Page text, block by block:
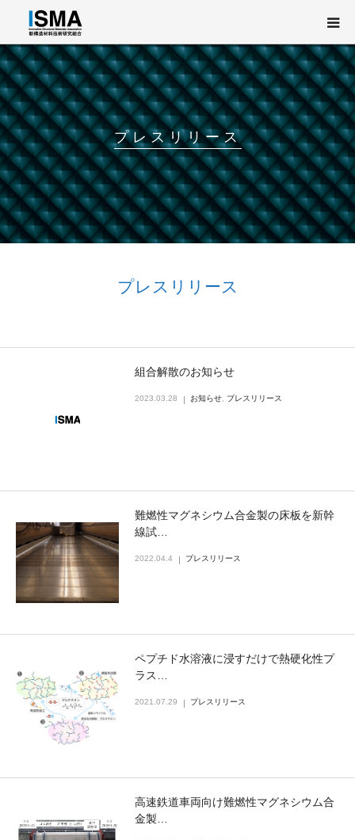
プレスリリース
プレスリリース
組合解散のお知らせ
2023.03.28 お知らせ プレスリリース
難燃性マグネシウム合金製の床板を新幹
線試…
2022.04.4 プレスリリース
ペプチド水溶液に浸すだけで熱硬化性プ
ラス…
2021.07.29 プレスリリース
高速鉄道車両向け難燃性マグネシウム合
金製…
新構造材料技術研究組合（ISMA）とは
事業概要
研究開発
ニュース・イベント